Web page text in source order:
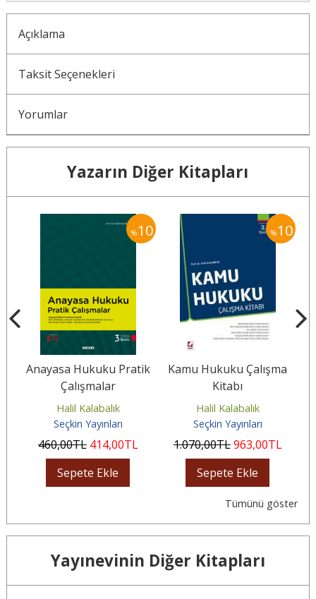
Açıklama
Taksit Seçenekleri
Yorumlar
Yazarın Diğer Kitapları
%10
Anayasa Hukuku Pratik
Çalışmalar
Halil Kalabalık
Seçkin Yayınları
460,00TL 414,00TL
Sepete Ekle
%10
Kamu Hukuku Çalışma
Kitabı
Halil Kalabalık
Seçkin Yayınları
1.070,00TL963,00TL
Sepete Ekle
Tümünü göster
Yayınevinin Diğer Kitapları